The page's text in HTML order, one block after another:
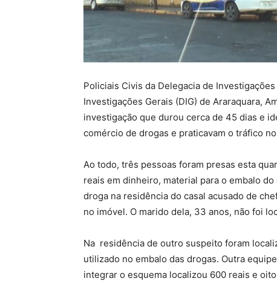
Policiais Civis da Delegacia de
Investigações Gerais (DIG) de Araraquara,
investigação que durou cerca de 45 dias e
comércio de drogas e praticavam o tráfico
Ao todo, três pessoas foram presas esta
reais em dinheiro, material para o embalo
droga na residência do casal acusado de
no imóvel. O marido dela, 33 anos, não foi
Na residência de outro suspeito foram
utilizado no embalo das drogas. Outra
integrar o esquema localizou 600 reais e